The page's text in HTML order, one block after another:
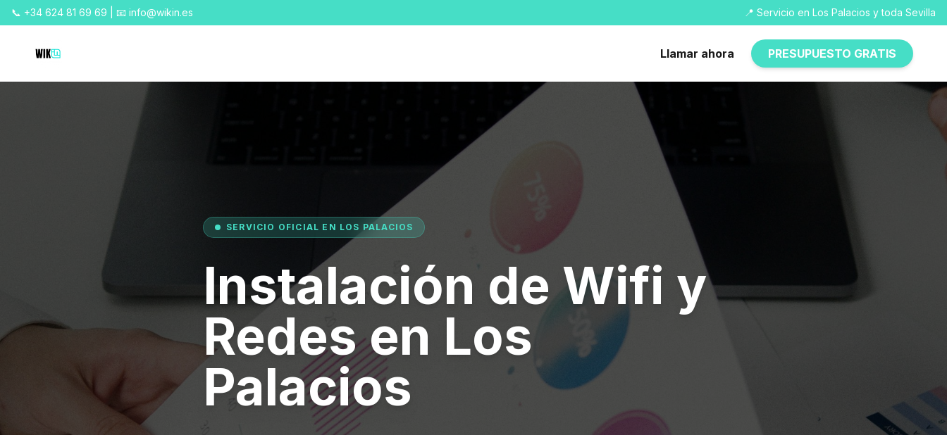
📞 +34 624 81 69 69 | 📧 info@wikin.es 📍 Servicio en Los Palacios y toda Sevilla
Llamar ahora PRESUPUESTO GRATIS
SERVICIO OFICIAL EN LOS PALACIOS
Instalación de Wifi y
Redes en Los
Palacios